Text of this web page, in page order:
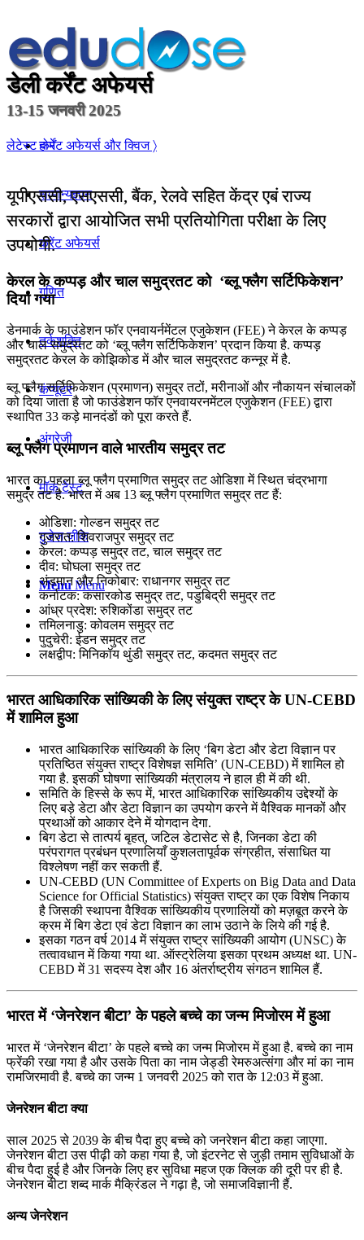
होम
सामान्यज्ञान
करेंट अफेयर्स
गणित
तर्कशक्ति
कंप्यूटर
अंग्रेजी
मॉक टेस्ट
टुडेज जीके
Menu Menu
डेली कर्रेंट अफेयर्स
13-15 जनवरी 2025
लेटेस्ट कर्रेंट अफेयर्स और क्विज 〉
यूपीएससी, एसएससी, बैंक, रेलवे सहित केंद्र एबं राज्य
सरकारों द्वारा आयोजित सभी प्रतियोगिता परीक्षा के लिए
उपयोगी.
केरल के कप्पड़ और चाल समुद्रतट को ‘ब्लू फ्लैग सर्टिफिकेशन’
दिया गया
डेनमार्क के फाउंडेशन फॉर एनवायर्नमेंटल एजुकेशन (FEE) ने केरल के कप्पड़
और चाल समुद्रतट को ‘ब्लू फ्लैग सर्टिफिकेशन’ प्रदान किया है. कप्पड़
समुद्रतट केरल के कोझिकोड में और चाल समुद्रतट कन्नूर में है.
ब्लू फ्लैग सर्टिफिकेशन (प्रमाणन) समुद्र तटों, मरीनाओं और नौकायन संचालकों
को दिया जाता है जो फाउंडेशन फॉर एनवायरनमेंटल एजुकेशन (FEE) द्वारा
स्थापित 33 कड़े मानदंडों को पूरा करते हैं.
ब्लू फ्लैग प्रमाणन वाले भारतीय समुद्र तट
भारत का पहला ब्लू फ्लैग प्रमाणित समुद्र तट ओडिशा में स्थित चंद्रभागा
समुद्र तट है. भारत में अब 13 ब्लू फ्लैग प्रमाणित समुद्र तट हैं:
ओडिशा: गोल्डन समुद्र तट
गुजरात: शिवराजपुर समुद्र तट
केरल: कप्पड़ समुद्र तट, चाल समुद्र तट
दीव: घोघला समुद्र तट
अंडमान और निकोबार: राधानगर समुद्र तट
कर्नाटक: कसारकोड समुद्र तट, पडुबिद्री समुद्र तट
आंध्र प्रदेश: रुशिकोंडा समुद्र तट
तमिलनाडु: कोवलम समुद्र तट
पुदुचेरी: ईडन समुद्र तट
लक्षद्वीप: मिनिकॉय थुंडी समुद्र तट, कदमत समुद्र तट
भारत आधिकारिक सांख्यिकी के लिए संयुक्त राष्ट्र के UN-CEBD
में शामिल हुआ
भारत आधिकारिक सांख्यिकी के लिए ‘बिग डेटा और डेटा विज्ञान पर
प्रतिष्ठित संयुक्त राष्ट्र विशेषज्ञ समिति’ (UN-CEBD) में शामिल हो
गया है. इसकी घोषणा सांख्यिकी मंत्रालय ने हाल ही में की थी.
समिति के हिस्से के रूप में, भारत आधिकारिक सांख्यिकीय उद्देश्यों के
लिए बड़े डेटा और डेटा विज्ञान का उपयोग करने में वैश्विक मानकों और
प्रथाओं को आकार देने में योगदान देगा.
बिग डेटा से तात्पर्य बृहत्, जटिल डेटासेट से है, जिनका डेटा की
परंपरागत प्रबंधन प्रणालियाँ कुशलतापूर्वक संग्रहीत, संसाधित या
विश्लेषण नहीं कर सकती हैं.
UN-CEBD (UN Committee of Experts on Big Data and Data
Science for Official Statistics) संयुक्त राष्ट्र का एक विशेष निकाय
है जिसकी स्थापना वैश्विक सांख्यिकीय प्रणालियों को मज़बूत करने के
क्रम में बिग डेटा एवं डेटा विज्ञान का लाभ उठाने के लिये की गई है.
इसका गठन वर्ष 2014 में संयुक्त राष्ट्र सांख्यिकी आयोग (UNSC) के
तत्वावधान में किया गया था. ऑस्ट्रेलिया इसका प्रथम अध्यक्ष था. UN-
CEBD में 31 सदस्य देश और 16 अंतर्राष्ट्रीय संगठन शामिल हैं.
भारत में ‘जेनरेशन बीटा’ के पहले बच्चे का जन्म मिजोरम में हुआ
भारत में ‘जेनरेशन बीटा’ के पहले बच्चे का जन्म मिजोरम में हुआ है. बच्चे का नाम
फ्रेंकी रखा गया है और उसके पिता का नाम जेड्डी रेमरुअत्संगा और मां का नाम
रामजिरमावी है. बच्चे का जन्म 1 जनवरी 2025 को रात के 12:03 में हुआ.
जेनरेशन बीटा क्या
साल 2025 से 2039 के बीच पैदा हुए बच्चे को जनरेशन बीटा कहा जाएगा.
जेनरेशन बीटा उस पीढ़ी को कहा गया है, जो इंटरनेट से जुड़ी तमाम सुविधाओं के
बीच पैदा हुई है और जिनके लिए हर सुविधा महज एक क्लिक की दूरी पर ही है.
जेनरेशन बीटा शब्द मार्क मैक्रिंडल ने गढ़ा है, जो समाजविज्ञानी हैं.
अन्य जेनरेशन